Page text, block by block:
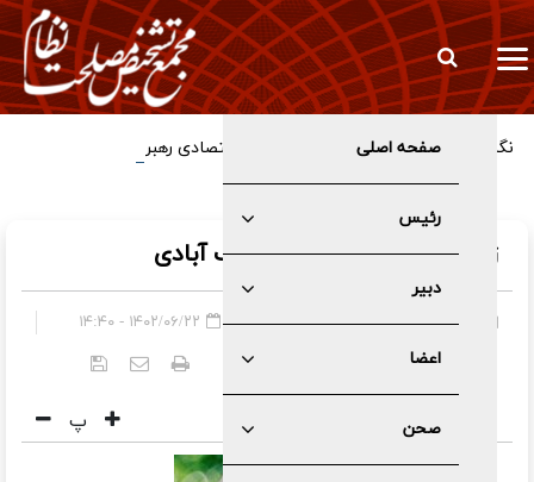
صفحه اصلی
رئیس
دبیر
اعضا
صحن
نگاه مردم‌محور و عدالت‌محور؛ خط‌مشی اقتصادی رهبر شهید انقلاب
زندگی‌نامه آیت الله دری نجف آبادی
صفحه اصلی»عمومی
۱۴۰۲/۰۶/۲۲ - ۱۴:۴۰
کد خبر:
پ